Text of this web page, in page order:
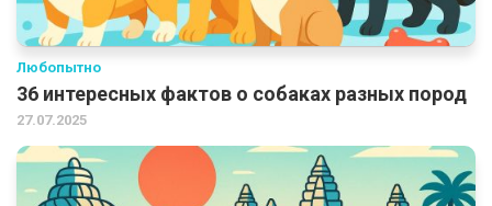
Любопытно
36 интересных фактов о собаках разных пород
27.07.2025